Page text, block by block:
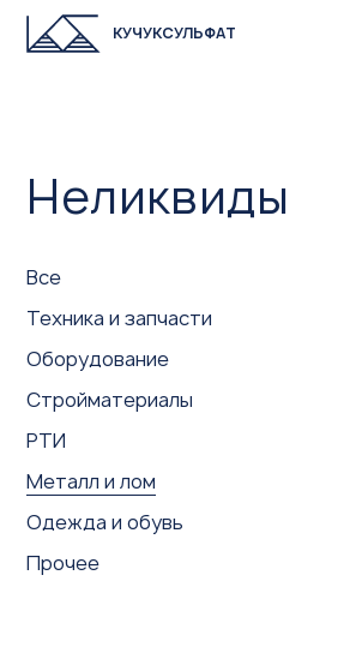
КУЧУКСУЛЬФАТ
Неликвиды
Все
Техника и запчасти
Оборудование
Стройматериалы
РТИ
Металл и лом
Одежда и обувь
Прочее